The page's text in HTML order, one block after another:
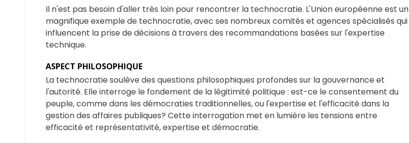
Il n'est pas besoin d'aller très loin pour rencontrer la technocratie. L'Union européenne est un
magnifique exemple de technocratie, avec ses nombreux comités et agences spécialisés qui
influencent la prise de décisions à travers des recommandations basées sur l'expertise
technique.
ASPECT PHILOSOPHIQUE
La technocratie soulève des questions philosophiques profondes sur la gouvernance et
l'autorité. Elle interroge le fondement de la légitimité politique : est-ce le consentement du
peuple, comme dans les démocraties traditionnelles, ou l'expertise et l'efficacité dans la
gestion des affaires publiques? Cette interrogation met en lumière les tensions entre
efficacité et représentativité, expertise et démocratie.